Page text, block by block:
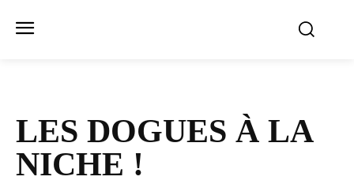
LES DOGUES À LA
NICHE !